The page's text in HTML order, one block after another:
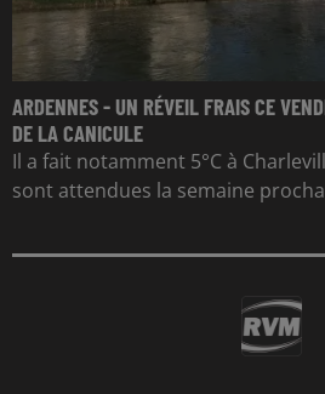
ARDENNES - UN RÉVEIL FRAIS CE
DE LA CANICULE
Il a fait notamment 5°C à
sont attendues la semaine